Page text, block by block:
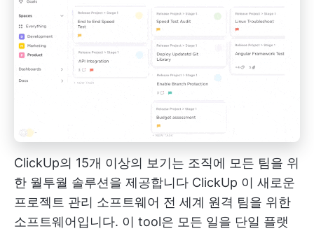
ClickUp의 15개 이상의 보기는 조직에 모든 팀을 위
한 월투월 솔루션을 제공합니다 ClickUp 이 새로운
프로젝트 관리 소프트웨어 전 세계 원격 팀을 위한
소프트웨어입니다. 이 tool은 모든 일을 단일 플랫